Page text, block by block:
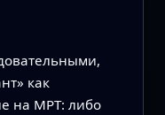
как
на МРТ: либо